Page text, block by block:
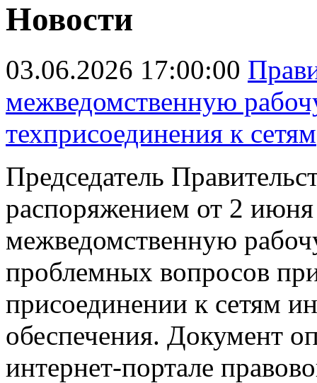
Новости
03.06.2026 17:00:00
межведомственную
техприсоединения к сетям
Председатель
распоряжением от 2
межведомственную
проблемных вопросов
присоединении к сетям
обеспечения. Документ
интернет-портале